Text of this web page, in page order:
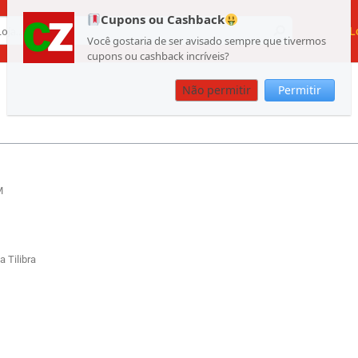
Cupons ou Cashback
Você gostaria de ser avisado sempre que tivermos
cupons ou cashback incríveis?
Não permitir Permitir
Tilibra